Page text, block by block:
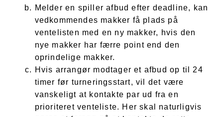
Melder en spiller afbud efter deadline, kan
vedkommendes makker få plads på
ventelisten med en ny makker, hvis den
nye makker har færre point end den
oprindelige makker.
Hvis arrangør modtager et afbud op til 24
timer før turneringsstart, vil det være
vanskeligt at kontakte par ud fra en
prioriteret venteliste. Her skal naturligvis